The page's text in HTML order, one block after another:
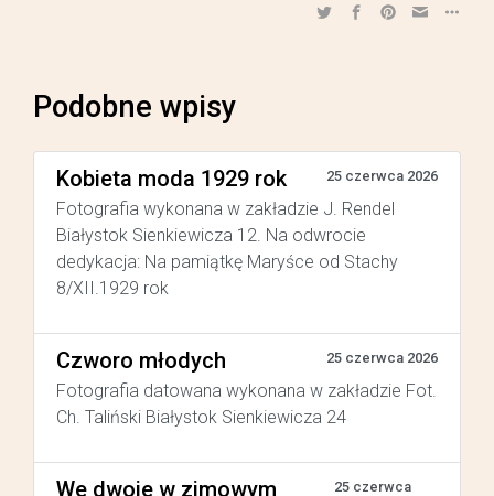
Podobne wpisy
Kobieta moda 1929 rok 25 czerwca 2026
Fotografia wykonana w zakładzie J. Rendel
Białystok Sienkiewicza 12. Na odwrocie
dedykacja: Na pamiątkę Maryśce od Stachy
8/XII.1929 rok
Czworo młodych 25 czerwca 2026
Fotografia datowana wykonana w zakładzie Fot.
Ch. Taliński Białystok Sienkiewicza 24
We dwoje w zimowym
25 czerwca